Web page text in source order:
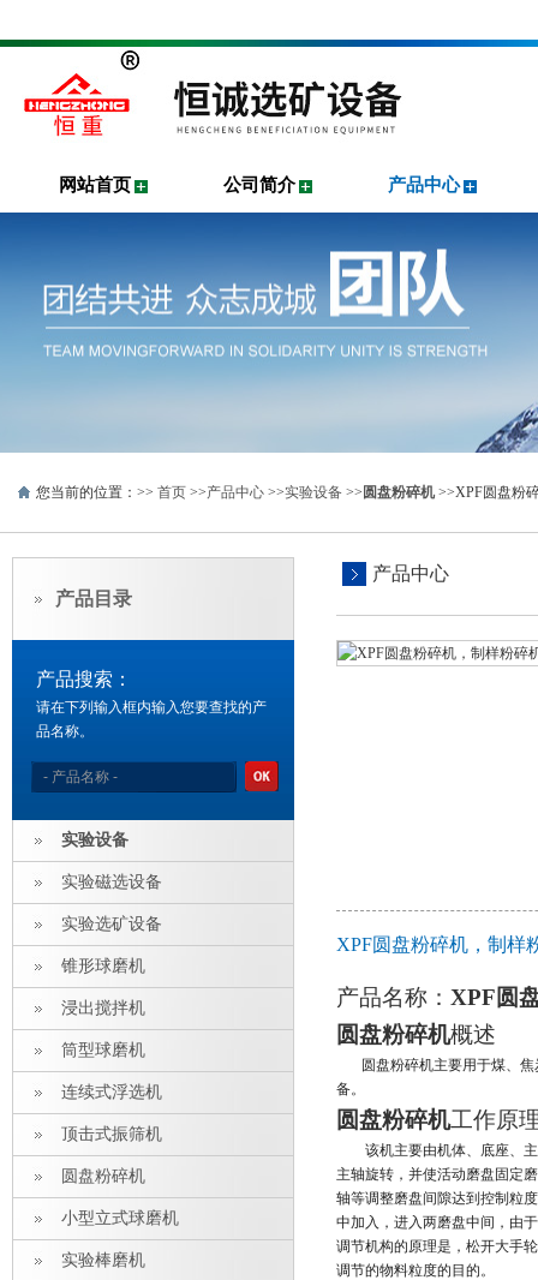
网站首页 公司简介 产品中心
您当前的位置：>> 首页 >>产品中心 >>实验设备 >> 圆盘粉碎机>>XPF圆盘粉
产品目录
产品搜索：
请在下列输入框内输入您要查找的产
品名称。
实验设备
实验磁选设备
实验选矿设备
锥形球磨机
浸出搅拌机
筒型球磨机
连续式浮选机
顶击式振筛机
圆盘粉碎机
小型立式球磨机
实验棒磨机
产品中心
XPF圆盘粉碎机，制样
产品名称： XPF圆
圆盘粉碎机概述
圆盘粉碎机主要用于煤、
备。
圆盘粉碎机工作原
该机主要由机体、底座、
主轴旋转，并使活动磨盘固定
轴等调整磨盘间隙达到控制粒
中加入，进入两磨盘中间，由
调节机构的原理是，松开大手
调节的物料粒度的目的。